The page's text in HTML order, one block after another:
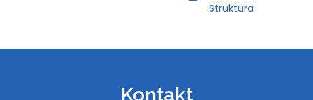
Struktura
Kontakt